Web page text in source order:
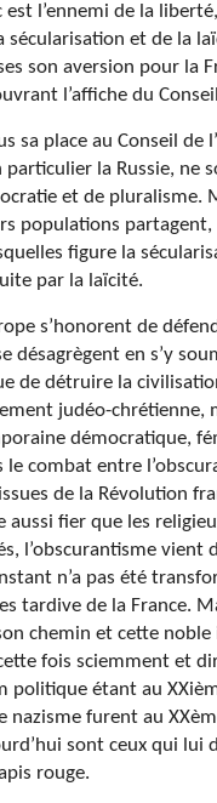
l’ennemi de la
sécularisation et de la
son aversion pour la
l’affiche du
sa place au Conseil de
particulier la Russie, ne
et de pluralisme.
populations partagent,
figure la
par la laïcité.
s’honorent de
désagrègent en s’y
de détruire la
judéo-chrétienne,
démocratique,
le combat entre
de la Révolution
aussi fier que les
l’obscurantisme vient
n’a pas été
tardive de la France.
chemin et cette
fois sciemment et
politique étant au
nazisme furent au
sont ceux qui lui
rouge.